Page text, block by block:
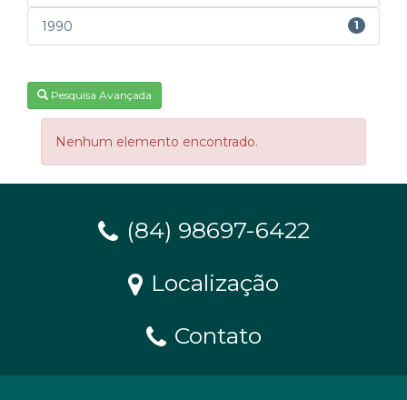
1990 1
Pesquisa Avançada
Nenhum elemento encontrado.
(84) 98697-6422
Localização
Contato